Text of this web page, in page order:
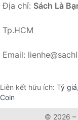
Địa chỉ: Sách Là
Tp.HCM
Email:
Liên kết hữu ích: Tỷ giá,
Coin
© 2026 –